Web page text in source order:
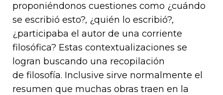
proponiéndonos cuestiones como ¿cuándo
se escribió esto?, ¿quién lo escribió?,
¿participaba el autor de una corriente
filosófica? Estas contextualizaciones se
logran buscando una recopilación
de filosofía. Inclusive sirve normalmente el
resumen que muchas obras traen en la